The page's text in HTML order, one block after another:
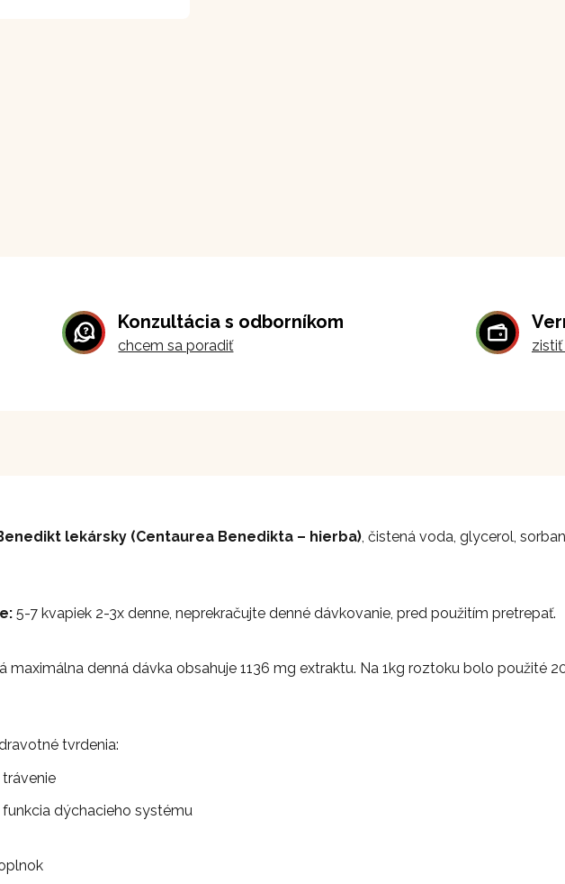
Konzultácia s odborníkom
chcem sa poradiť
lekársky (Centaurea Benedikta – hierba), čistená voda, glycerol,
5-7 kvapiek 2-3x denne, neprekračujte denné dávkovanie, pred použitím pretrepať.
maximálna denná dávka obsahuje 1136 mg extraktu. Na 1kg roztoku bolo použité
tvrdenia:
dýchacieho systému